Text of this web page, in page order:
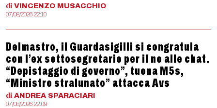
di VINCENZO MUSACCHIO
07/08/2026 22:10
Delmastro, il Guardasigilli si congratula
con l’ex sottosegretario per il no alle chat.
“Depistaggio di governo”, tuona M5s,
“Ministro stralunato” attacca Avs
di ANDREA SPARACIARI
07/08/2026 22:09